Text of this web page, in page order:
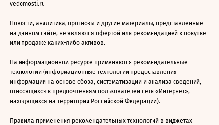
vedomosti.ru
Новости, аналитика, прогнозы и другие материалы, представленные
на данном сайте, не являются офертой или рекомендацией к покупке
или продаже каких-либо активов.
На информационном ресурсе применяются рекомендательные
технологии (информационные технологии предоставления
информации на основе сбора, систематизации и анализа сведений,
относящихся к предпочтениям пользователей сети «Интернет»,
находящихся на территории Российской Федерации).
Правила применения рекомендательных технологий в виджетах